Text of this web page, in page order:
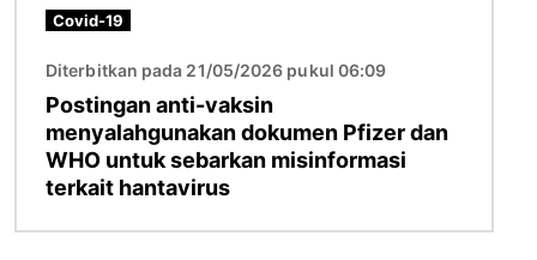
Covid-19
Diterbitkan pada 21/05/2026 pukul 06:09
Postingan anti-vaksin
menyalahgunakan dokumen Pfizer dan
WHO untuk sebarkan misinformasi
terkait hantavirus